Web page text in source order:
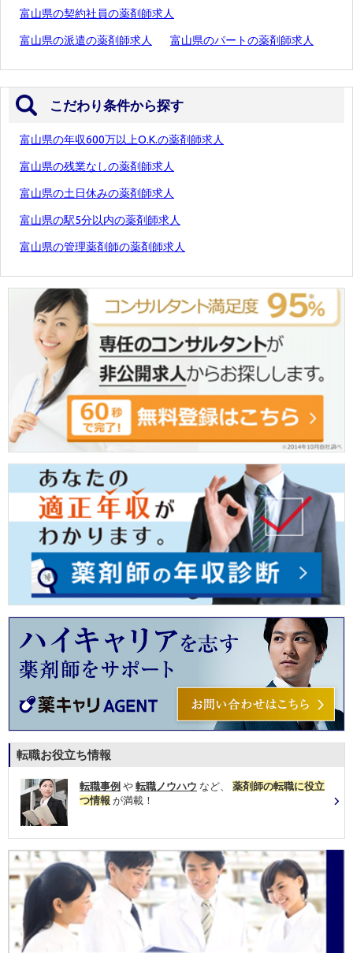
富山県の契約社員の薬剤師求人
富山県の派遣の薬剤師求人 富山県のパートの薬剤師求人
こだわり条件から探す
富山県の年収600万以上O.K.の薬剤師求人
富山県の残業なしの薬剤師求人
富山県の土日休みの薬剤師求人
富山県の駅5分以内の薬剤師求人
富山県の管理薬剤師の薬剤師求人
転職お役立ち情報
転職事例 や 転職ノウハウ など、 薬剤師の転職に役立
つ情報 が満載！